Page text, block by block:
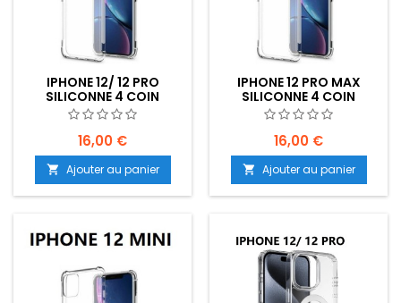
IPHONE 12/ 12 PRO
SILICONNE 4 COIN
RENFORCE TRANSPARENT
- EMPLACEMENT: Z02-
B60-E05
16,00 €
 Ajouter au panier
IPHONE 12 PRO MAX
SILICONNE 4 COIN
RENFORCE TRANSPARENT
- EMPLACEMENT: Z02-
B60-E05
16,00 €
 Ajouter au panier